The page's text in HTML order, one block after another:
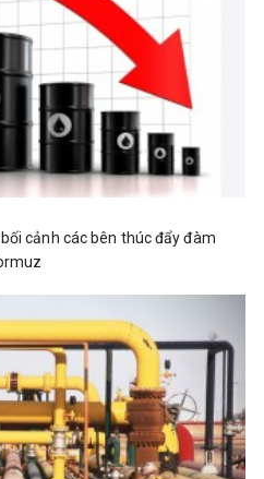
cảnh các bên thúc đẩy đàm